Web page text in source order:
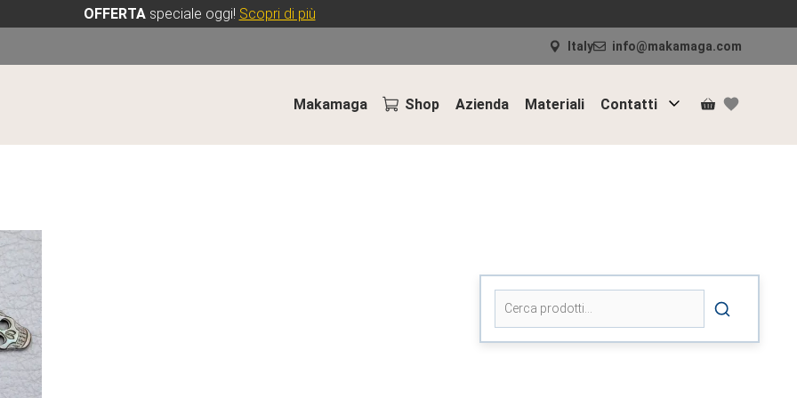
OFFERTAspeciale oggi! Scopri di più
Italy info@makamaga.com
Makamaga Shop Azienda Materiali Contatti
Cerca: